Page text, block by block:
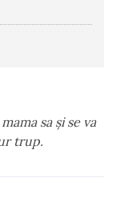
sa şi se va
trup.